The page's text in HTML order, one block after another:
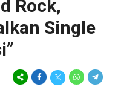
Rock,
Single